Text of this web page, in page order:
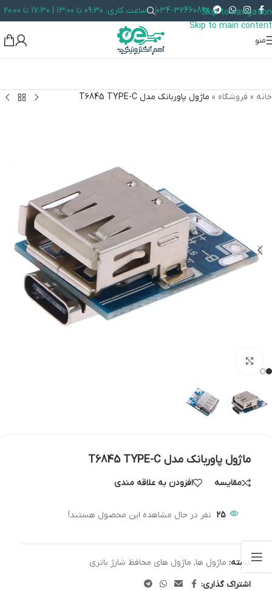
Skip to navigation
Skip to main content
034-32460892 ساعت کاری: 09:30 تا 13:00 | 17:30 تا 20:00
منو
خانه » فروشگاه » ماژول پاوربانک مدل T6845 TYPE-C
ماژول پاوربانک مدل T6845 TYPE-C
مقایسه افزودن به علاقه مندی
25 نفر در حال مشاهده این محصول هستند!
دسته: ماژول ها, ماژول های محافظ شارژ باتری
اشتراک گذاری: